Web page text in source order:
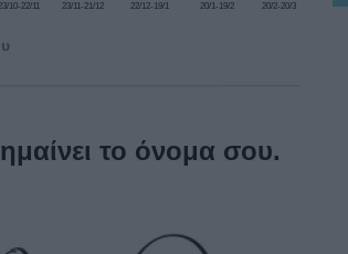
10-22/11 23/11-21/12 22/12-19/1 20/1-19/2 20/2-20/3
το όνομα σου.